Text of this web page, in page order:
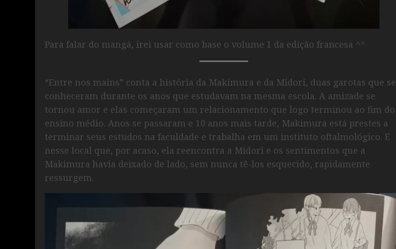
Para falar do mangá, irei usar como base o volume 1 da edição francesa ^^
“Entre nos mains” conta a história da Makimura e da Midori, duas garotas que se
conheceram durante os anos que estudavam na mesma escola. A amizade se
tornou amor e elas começaram um relacionamento que logo terminou ao fim do
ensino médio. Anos se passaram e 10 anos mais tarde, Makimura está prestes a
terminar seus estudos na faculdade e trabalha em um instituto oftalmológico. E
nesse local que, por acaso, ela reencontra a Midori e os sentimentos que a
Makimura havia deixado de lado, sem nunca tê-los esquecido, rapidamente
ressurgem.